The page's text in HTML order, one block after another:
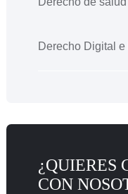
Derecho Digital e
¿QUIERES
CON